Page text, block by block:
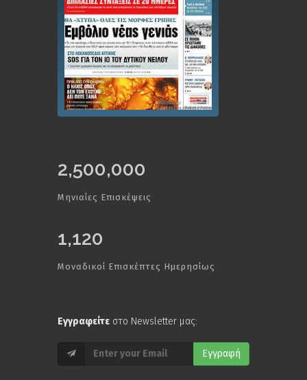
2,500,000
Μηνιαίες Επισκέψεις
1,120
Μοναδικοί Επισκέπτες Ημερησίως
Εγγραφείτε στο Newsletter μας:
Εγγραφή